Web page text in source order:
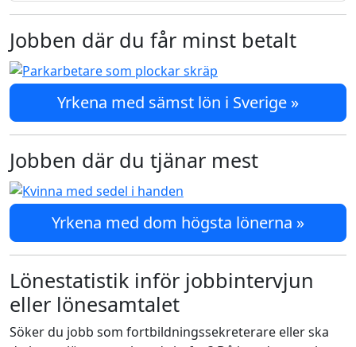
Jobben där du får minst betalt
Yrkena med sämst lön i Sverige »
Jobben där du tjänar mest
Yrkena med dom högsta lönerna »
Lönestatistik inför jobbintervjun
eller lönesamtalet
Söker du jobb som fortbildningssekreterare eller ska